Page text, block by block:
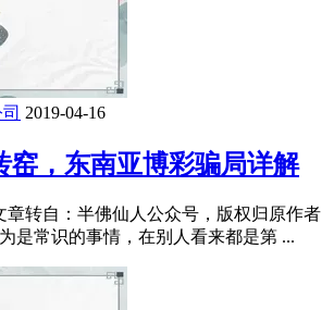
2019-04-16
窑，东南亚博彩骗局详解
章转自：半佛仙人公众号，版权归原作者
是常识的事情，在别人看来都是第 ...